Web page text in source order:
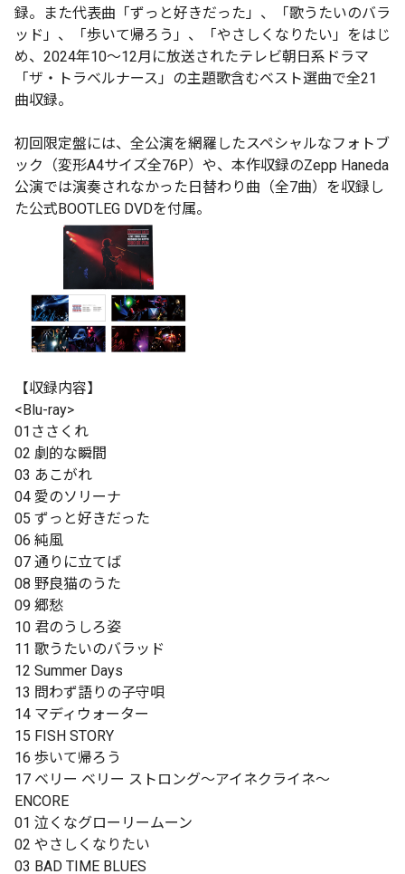
録。また代表曲「ずっと好きだった」、「歌うたいのバラ
ッド」、「歩いて帰ろう」、「やさしくなりたい」をはじ
め、2024年10～12月に放送されたテレビ朝日系ドラマ
「ザ・トラベルナース」の主題歌含むベスト選曲で全21
曲収録。
初回限定盤には、全公演を網羅したスペシャルなフォトブ
ック（変形A4サイズ全76P）や、本作収録のZepp Haneda
公演では演奏されなかった日替わり曲（全7曲）を収録し
た公式BOOTLEG DVDを付属。
【収録内容】
<Blu-ray>
01ささくれ
02 劇的な瞬間
03 あこがれ
04 愛のソリーナ
05 ずっと好きだった
06 純風
07 通りに立てば
08 野良猫のうた
09 郷愁
10 君のうしろ姿
11 歌うたいのバラッド
12 Summer Days
13 問わず語りの子守唄
14 マディウォーター
15 FISH STORY
16 歩いて帰ろう
17 ベリー ベリー ストロング〜アイネクライネ〜
ENCORE
01 泣くなグローリームーン
02 やさしくなりたい
03 BAD TIME BLUES